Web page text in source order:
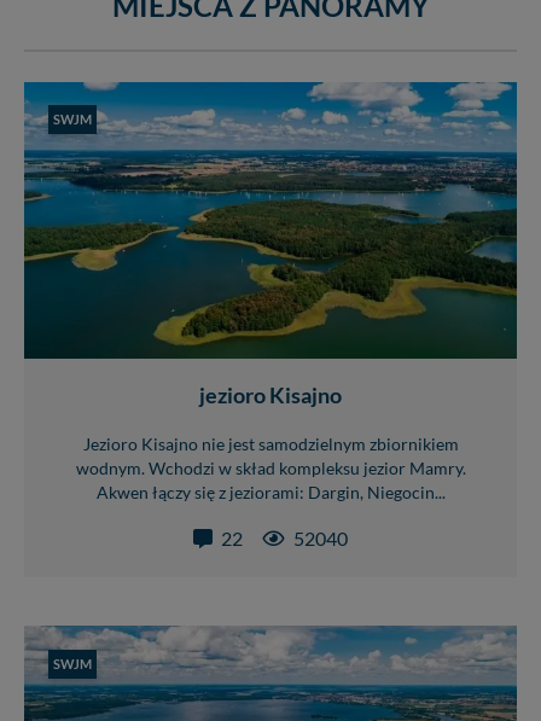
SWJM
jezioro Kisajno
Jezioro Kisajno nie jest samodzielnym zbiornikiem
wodnym. Wchodzi w skład kompleksu jezior Mamry.
Akwen łączy się z jeziorami: Dargin, Niegocin...
22 52040
SWJM
Twoich danych jest elementem usługi (przekazanie
danych z formularza kontaktowego, przekazanie danych
w przypadku rezerwacji usług typu: nocleg, czartery,
itp). Więcej informacji o zasadach i funkcjonalności
serwisu wRegulaminie Serwisu.
Administratorem Twoich danych jest: Agencja
Reklamowa Kreacja Monika Borkowska, z siedzibą ul.
Wiejska 17, 11-500 Giżycko. Możesz z nami
skontaktować się za pośrednictwem tejstrony.
W każdej chwili możesz: zażądać dostępu do swoich
zabronić ich przetwarzania. Pamiętaj jednak, że nie
praw w odniesieniu do informacji zawartych w plikach
cookies. Twoja przeglądarka umożliwia Ci skasowanie
tych plików - w pewnych przypadkach nie możemy tego